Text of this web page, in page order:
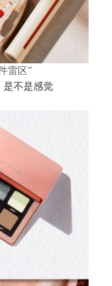
雷区”
是不是感觉